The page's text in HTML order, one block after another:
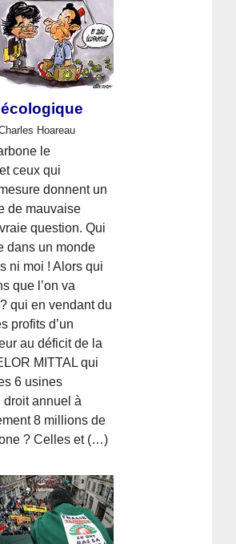
écologique
Hoareau
le
ceux qui
donnent un
de mauvaise
question. Qui
dans un monde
ni moi ! Alors qui
que l’on va
qui en vendant du
profits d’un
au déficit de la
MITTAL qui
6 usines
droit annuel à
8 millions de
? Celles et (…)